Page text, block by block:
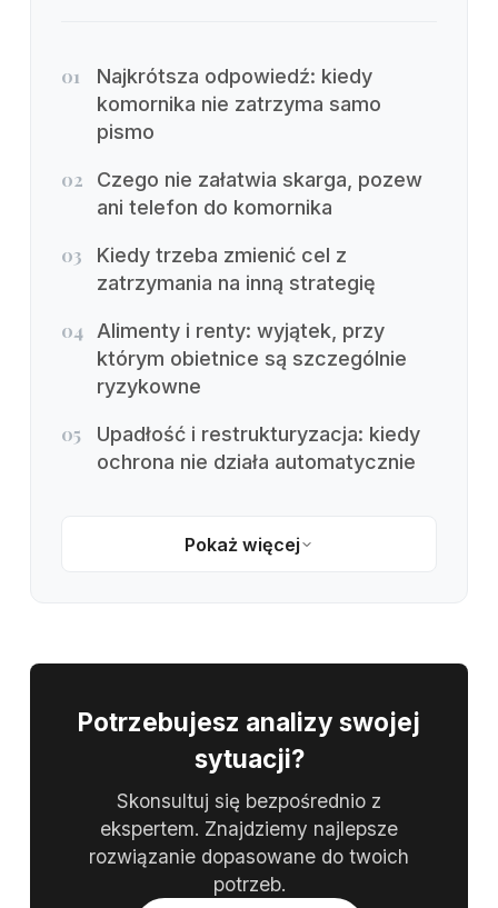
01
Najkrótsza odpowiedź: kiedy
komornika nie zatrzyma samo
pismo
02
Czego nie załatwia skarga, pozew
ani telefon do komornika
03
Kiedy trzeba zmienić cel z
zatrzymania na inną strategię
04 Alimenty i renty: wyjątek, przy
którym obietnice są szczególnie
ryzykowne
05
Upadłość i restrukturyzacja: kiedy
ochrona nie działa automatycznie
Pokaż więcej
Potrzebujesz analizy swojej
sytuacji?
Skonsultuj się bezpośrednio z
ekspertem. Znajdziemy najlepsze
rozwiązanie dopasowane do twoich
potrzeb.